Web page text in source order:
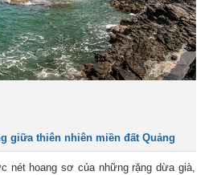
giữa thiên nhiên miền đất Quảng
nét hoang sơ của những rặng dừa già,